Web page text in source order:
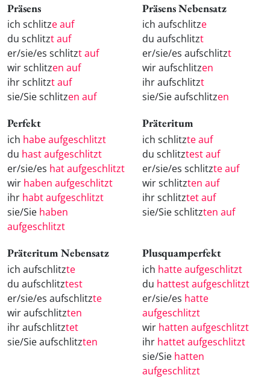
Präsens
ich schlitze auf
du schlitzt auf
er/sie/es schlitzt auf
wir schlitzen auf
ihr schlitzt auf
sie/Sie schlitzen auf
Präsens Nebensatz
ich aufschlitze
du aufschlitzt
er/sie/es aufschlitzt
wir aufschlitzen
ihr aufschlitzt
sie/Sie aufschlitzen
Perfekt
ich habe aufgeschlitzt
du hast aufgeschlitzt
er/sie/es hat aufgeschlitzt
wir haben aufgeschlitzt
ihr habt aufgeschlitzt
sie/Sie haben
aufgeschlitzt
Präteritum
ich schlitzte auf
du schlitztest auf
er/sie/es schlitzte auf
wir schlitzten auf
ihr schlitztet auf
sie/Sie schlitzten auf
Präteritum Nebensatz
ich aufschlitzte
du aufschlitztest
er/sie/es aufschlitzte
wir aufschlitzten
ihr aufschlitztet
sie/Sie aufschlitzten
Plusquamperfekt
ich hatte aufgeschlitzt
du hattest aufgeschlitzt
er/sie/es hatte
aufgeschlitzt
wir hatten aufgeschlitzt
ihr hattet aufgeschlitzt
sie/Sie hatten
aufgeschlitzt